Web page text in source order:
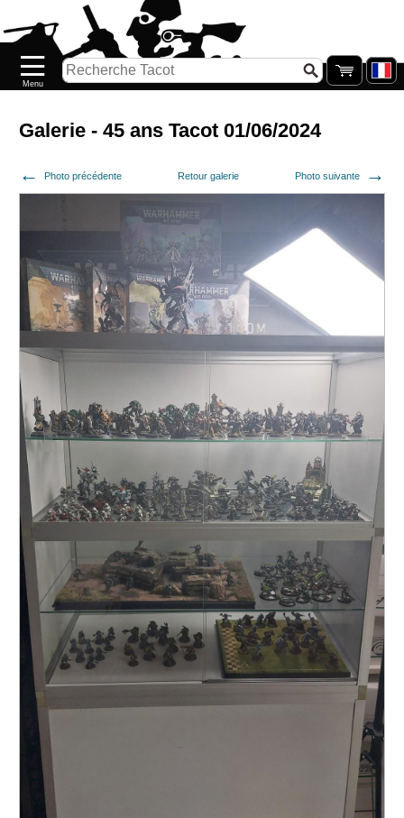
Galerie - 45 ans Tacot 01/06/2024
Photo précédente Retour galerie Photo suivante
Nouveautés
Catalogue/Stock
PETITS
PRIX
Seconde
main
Galerie